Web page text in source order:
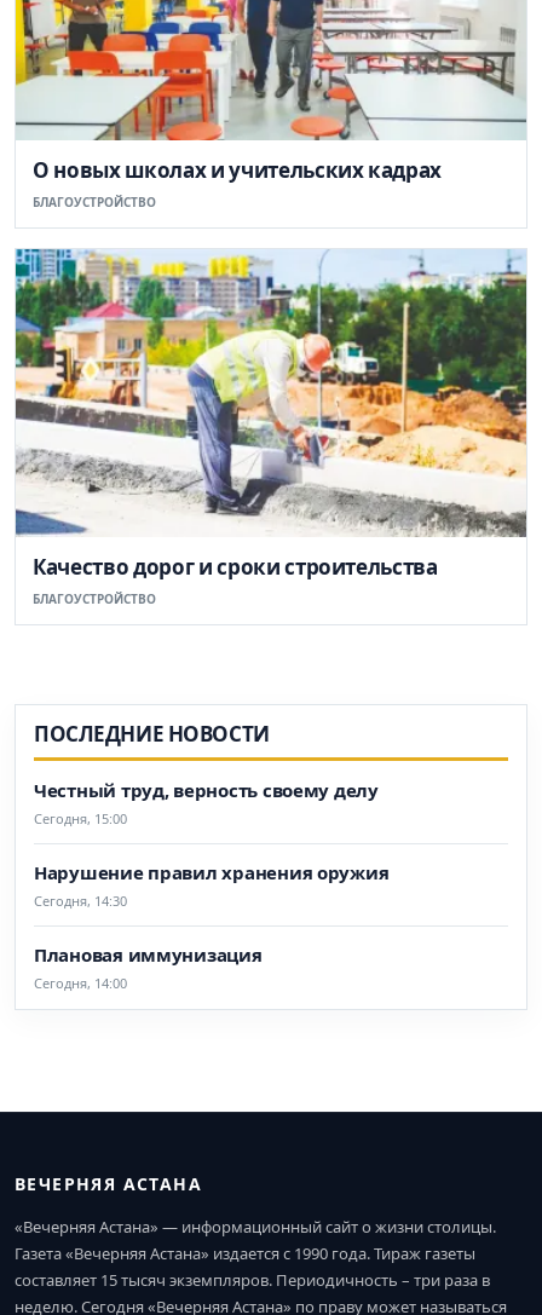
О новых школах и учительских кадрах
БЛАГОУСТРОЙСТВО
Качество дорог и сроки строительства
БЛАГОУСТРОЙСТВО
ПОСЛЕДНИЕ НОВОСТИ
Честный труд, верность своему делу
Сегодня, 15:00
Нарушение правил хранения оружия
Сегодня, 14:30
Плановая иммунизация
Сегодня, 14:00
ВЕЧЕРНЯЯ АСТАНА
«Вечерняя Астана» — информационный сайт о жизни столицы.
Газета «Вечерняя Астана» издается с 1990 года. Тираж газеты
составляет 15 тысяч экземпляров. Периодичность – три раза в
неделю. Сегодня «Вечерняя Астана» по праву может называться